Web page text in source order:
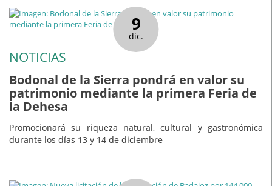
9
dic.
NOTICIAS
Bodonal de la Sierra pondrá en valor su
patrimonio mediante la primera Feria de
la Dehesa
Promocionará su riqueza natural, cultural y gastronómica
durante los días 13 y 14 de diciembre